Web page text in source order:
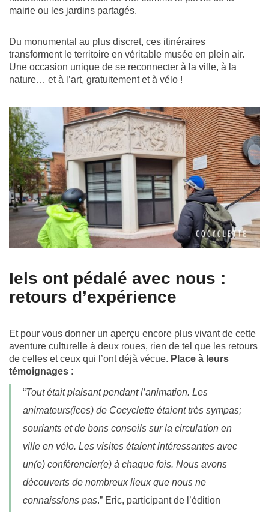
mairie ou les jardins partagés.
Du monumental au plus discret, ces itinéraires
transforment le territoire en véritable musée en plein air.
Une occasion unique de se reconnecter à la ville, à la
nature… et à l’art, gratuitement et à vélo !
Iels ont pédalé avec nous :
retours d’expérience
Et pour vous donner un aperçu encore plus vivant de cette
aventure culturelle à deux roues, rien de tel que les retours
de celles et ceux qui l’ont déjà vécue. Place à leurs
témoignages :
“Tout était plaisant pendant l’animation. Les
animateurs(ices) de Cocyclette étaient très sympas;
souriants et de bons conseils sur la circulation en
ville en vélo. Les visites étaient intéressantes avec
un(e) conférencier(e) à chaque fois. Nous avons
découverts de nombreux lieux que nous ne
connaissions pas.” Eric, participant de l’édition